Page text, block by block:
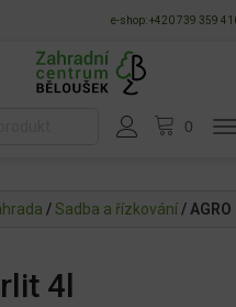
e-shop: +420 739 359
/Sadba a řízkování/
4l